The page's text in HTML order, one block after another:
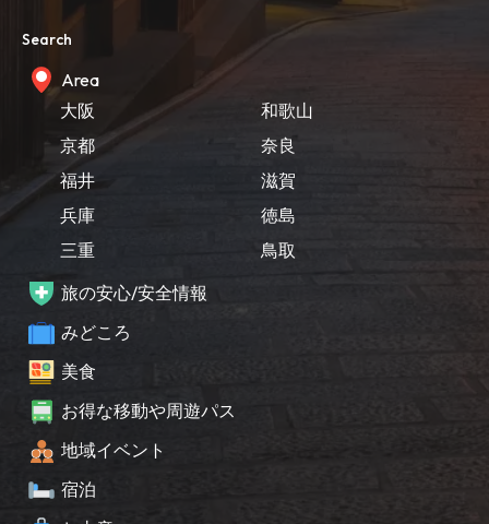
Search
Area
大阪
京都
福井
兵庫
三重
和歌山
奈良
滋賀
徳島
鳥取
旅の安心/安全情報
みどころ
美食
お得な移動や周遊パス
地域イベント
宿泊